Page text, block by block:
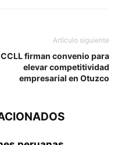
Artículo siguiente
CCLL firman convenio para
elevar competitividad
empresarial en Otuzco